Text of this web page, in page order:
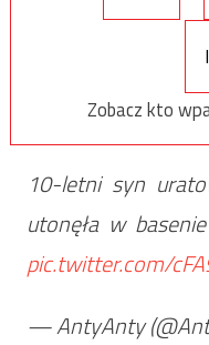
Zobacz kto
10-letni syn
utonęła w
pic.twitter.com/
— AntyAnty